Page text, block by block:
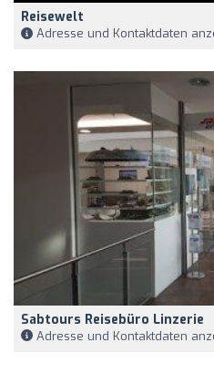
Reisewelt
Adresse und Kontaktdaten
Sabtours Reisebüro Linzerie
Adresse und Kontaktdaten